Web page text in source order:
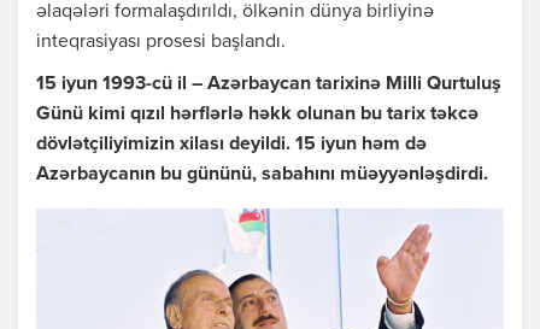
əlaqələri formalaşdırıldı, ölkənin dünya birliyinə
inteqrasiyası prosesi başlandı.
15 iyun 1993-cü il – Azərbaycan tarixinə Milli Qurtuluş
Günü kimi qızıl hərflərlə həkk olunan bu tarix təkcə
dövlətçiliyimizin xilası deyildi. 15 iyun həm də
Azərbaycanın bu gününü, sabahını müəyyənləşdirdi.